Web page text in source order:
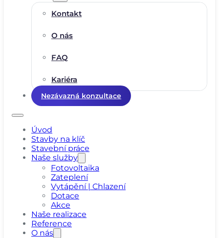
Kontakt
O nás
FAQ
Kariéra
Nezávazná konzultace
Úvod
Stavby na klíč
Stavební práce
Naše služby
Fotovoltaika
Zateplení
Vytápění | Chlazení
Dotace
Akce
Naše realizace
Reference
O nás